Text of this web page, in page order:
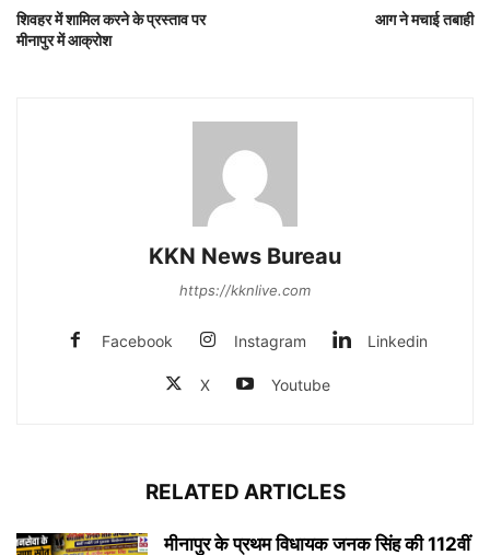
शिवहर में शामिल करने के प्रस्ताव पर
मीनापुर में आक्रोश
आग ने मचाई तबाही
KKN News Bureau
https://kknlive.com
Facebook Instagram Linkedin
X Youtube
RELATED ARTICLES
मीनापुर के प्रथम विधायक जनक सिंह की 112वीं